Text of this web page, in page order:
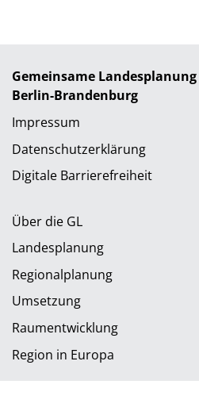
Gemeinsame Landesplanung
Berlin-Brandenburg
Impressum
Datenschutzerklärung
Digitale Barrierefreiheit
Über die GL
Landesplanung
Regionalplanung
Umsetzung
Raumentwicklung
Region in Europa